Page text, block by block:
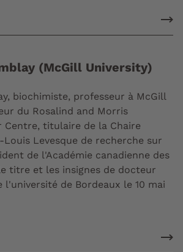
(McGill University)
biochimiste, professeur à McGill
du Rosalind and Morris
Centre, titulaire de la Chaire
Louis Levesque de recherche sur
de l'Académie canadienne des
titre et les insignes de docteur
l'université de Bordeaux le 10 mai